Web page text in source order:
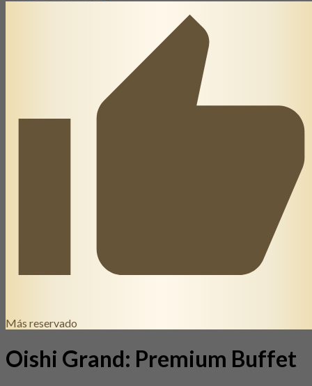
Más reservado
Oishi Grand: Premium Buffet